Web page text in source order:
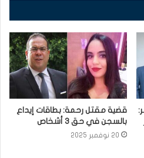
قضية مقتل رحمة: بطاقات إيداع
بالسجن في حق 3 أشخاص
20 نوفمبر 2025